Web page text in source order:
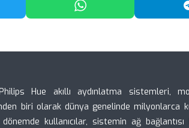
Paylaş WhatsApp'ta Paylaş
Hue akıllı aydınlatma sistemleri,
biri olarak dünya genelinde milyonlarca
kullanıcılar, sistemin ağ bağlantısı